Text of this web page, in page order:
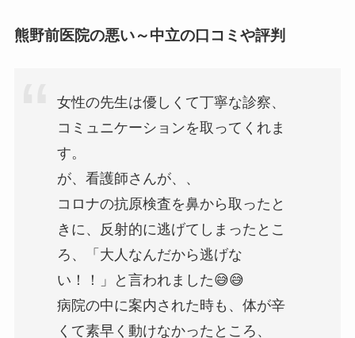
熊野前医院の悪い～中立の口コミや評判
女性の先生は優しくて丁寧な診察、
コミュニケーションを取ってくれま
す。
が、看護師さんが、、
コロナの抗原検査を鼻から取ったと
きに、反射的に逃げてしまったとこ
ろ、「大人なんだから逃げな
い！！」と言われました😅😅
病院の中に案内された時も、体が辛
くて素早く動けなかったところ、